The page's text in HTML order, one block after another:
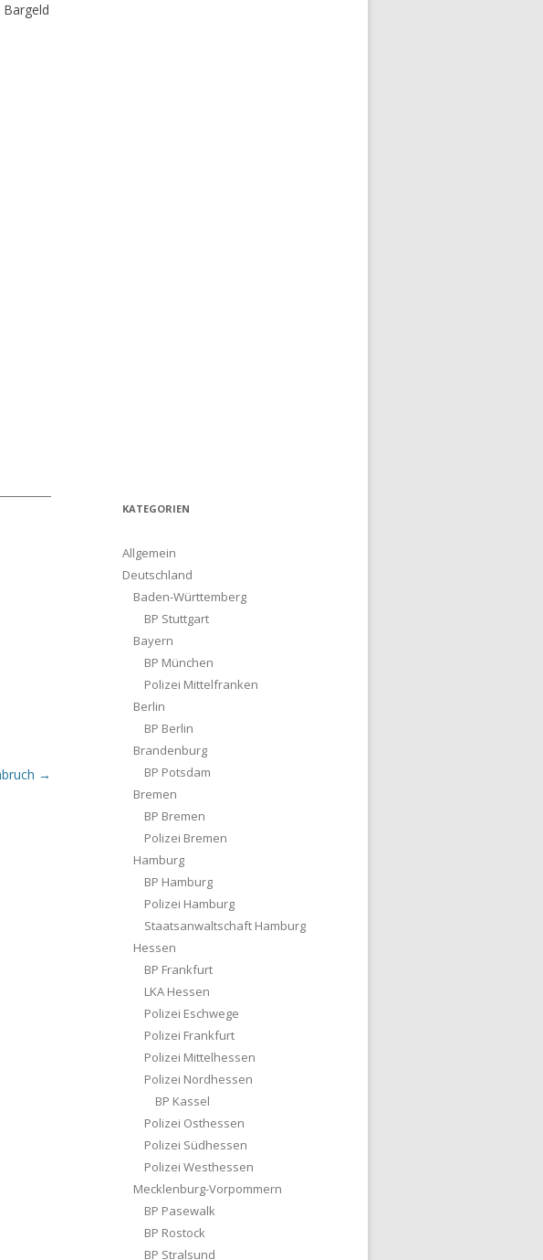
→
KATEGORIEN
Allgemein
Deutschland
Baden-Württemberg
BP Stuttgart
Bayern
BP München
Polizei Mittelfranken
Berlin
BP Berlin
Brandenburg
BP Potsdam
Bremen
BP Bremen
Polizei Bremen
Hamburg
BP Hamburg
Polizei Hamburg
Staatsanwaltschaft Hamburg
Hessen
BP Frankfurt
LKA Hessen
Polizei Eschwege
Polizei Frankfurt
Polizei Mittelhessen
Polizei Nordhessen
BP Kassel
Polizei Osthessen
Polizei Südhessen
Polizei Westhessen
Mecklenburg-Vorpommern
BP Pasewalk
BP Rostock
BP Stralsund